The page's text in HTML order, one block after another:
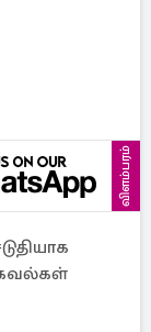
விளம்பரம்